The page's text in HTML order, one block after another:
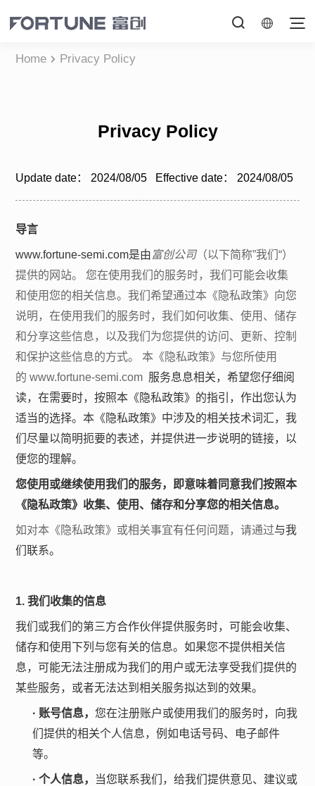
Home Privacy Policy
Privacy Policy
Update date： 2024/08/05 Effective date： 2024/08/05
导言
www.fortune-semi.com是由富创公司（以下简称”我们“）
提供的网站。 您在使用我们的服务时，我们可能会收集
和使用您的相关信息。我们希望通过本《隐私政策》向您
说明，在使用我们的服务时，我们如何收集、使用、储存
和分享这些信息，以及我们为您提供的访问、更新、控制
和保护这些信息的方式。 本《隐私政策》与您所使用
的www.fortune-semi.com 服务息息相关，希望您仔细阅
读，在需要时，按照本《隐私政策》的指引，作出您认为
适当的选择。本《隐私政策》中涉及的相关技术词汇，我
们尽量以简明扼要的表述，并提供进一步说明的链接，以
便您的理解。
您使用或继续使用我们的服务，即意味着同意我们按照本
《隐私政策》收集、使用、储存和分享您的相关信息。
如对本《隐私政策》或相关事宜有任何问题，请通过与我
们联系。
1. 我们收集的信息
我们或我们的第三方合作伙伴提供服务时，可能会收集、
储存和使用下列与您有关的信息。如果您不提供相关信
息，可能无法注册成为我们的用户或无法享受我们提供的
某些服务，或者无法达到相关服务拟达到的效果。
· 账号信息，您在注册账户或使用我们的服务时，向我
们提供的相关个人信息，例如电话号码、电子邮件
等。
·个人信息， 当您联系我们，给我们提供意见、建议或